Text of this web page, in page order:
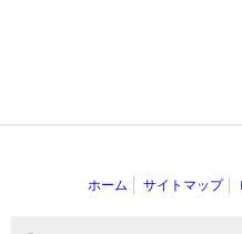
ホーム サイトマップ